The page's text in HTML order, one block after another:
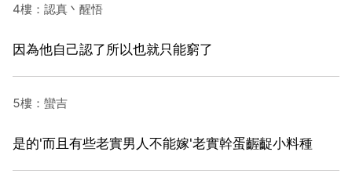
4樓：認真丶醒悟
因為他自己認了所以也就只能窮了
5樓：蠻吉
是的'而且有些老實男人不能嫁'老實幹蛋齷齪小料種